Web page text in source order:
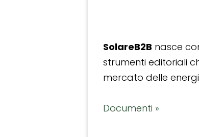
SolareB2B nasce
strumenti editoriali
mercato delle
Documenti »